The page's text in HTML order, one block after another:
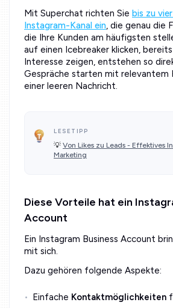
Mit Superchat richten Sie bis zu
Instagram-Kanal ein, die genau die
die Ihre Kunden am häufigsten
auf einen Icebreaker klicken,
Interesse zeigen, entstehen so
Gespräche starten mit
einer leeren Nachricht.
LESETIPP
💡 Von Likes zu Leads - Effektives
Marketing
Diese Vorteile hat ein
Account
Ein Instagram Business Account
mit sich.
Dazu gehören folgende Aspekte:
Einfache Kontaktmöglichkeiten